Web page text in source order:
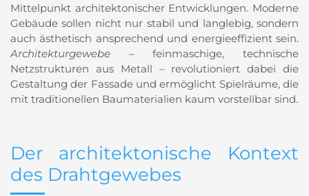
Mittelpunkt architektonischer Entwicklungen. Moderne
Gebäude sollen nicht nur stabil und langlebig, sondern
auch ästhetisch ansprechend und energieeffizient sein.
Architekturgewebe – feinmaschige, technische
Netzstrukturen aus Metall – revolutioniert dabei die
Gestaltung der Fassade und ermöglicht Spielräume, die
mit traditionellen Baumaterialien kaum vorstellbar sind.
Der architektonische Kontext
des Drahtgewebes